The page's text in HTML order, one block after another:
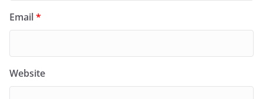
Email*
Website